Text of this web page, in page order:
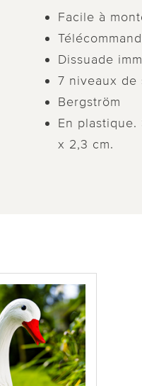
Facile à
Dissuade
7 niveaux de
Bergström
En plastique.
x 2,3 cm.